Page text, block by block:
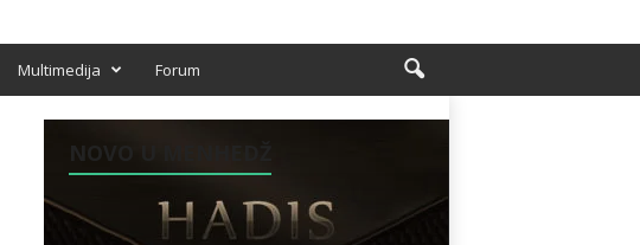
Multimedija Forum
NOVO U MENHEDŽ